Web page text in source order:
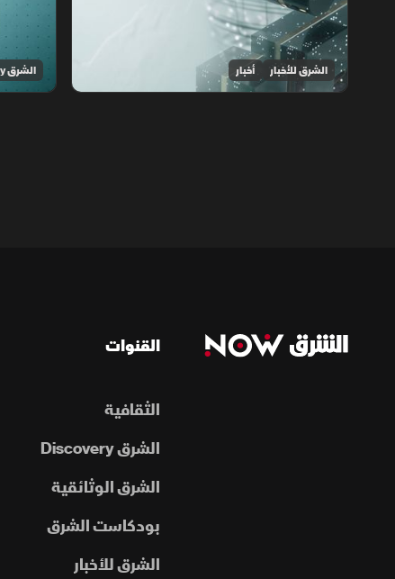
الشرق للأخبار أخبار الشرق Discovery
القنوات
الثقافية
الشرق Discovery
الشرق الوثائقية
بودكاست الشرق
الشرق للأخبار